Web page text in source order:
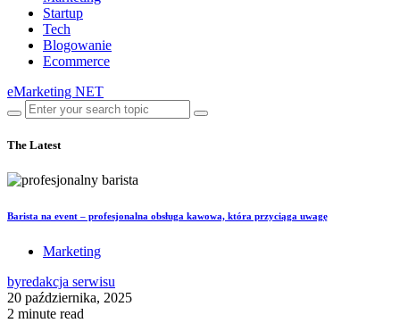
Startup
Tech
Blogowanie
Ecommerce
eMarketing NET
The Latest
Barista na event – profesjonalna obsługa kawowa, która przyciąga uwagę
Marketing
byredakcja serwisu
20 października, 2025
2 minute read